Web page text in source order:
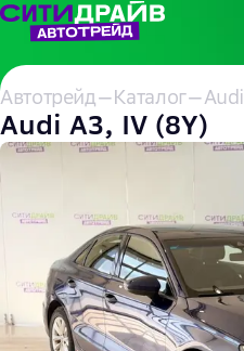
Автотрейд—Каталог—Audi
Audi A3, IV (8Y)